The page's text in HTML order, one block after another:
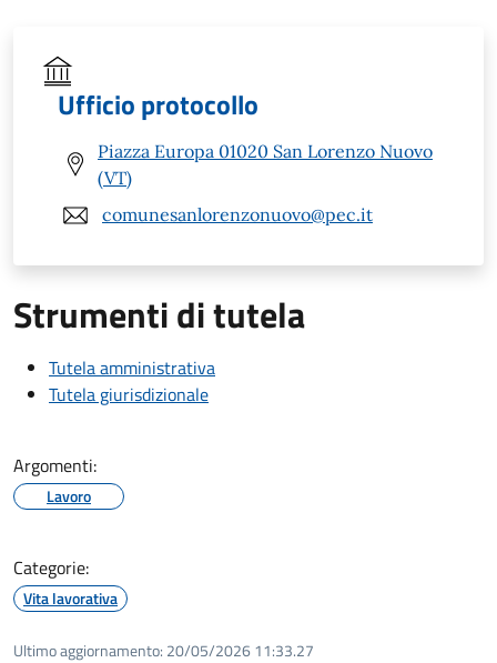
Ufficio protocollo
Piazza Europa 01020 San Lorenzo Nuovo
(VT)
comunesanlorenzonuovo@pec.it
Strumenti di tutela
Tutela amministrativa
Tutela giurisdizionale
Argomenti:
Lavoro
Categorie:
Vita lavorativa
Ultimo aggiornamento: 20/05/2026 11:33.27